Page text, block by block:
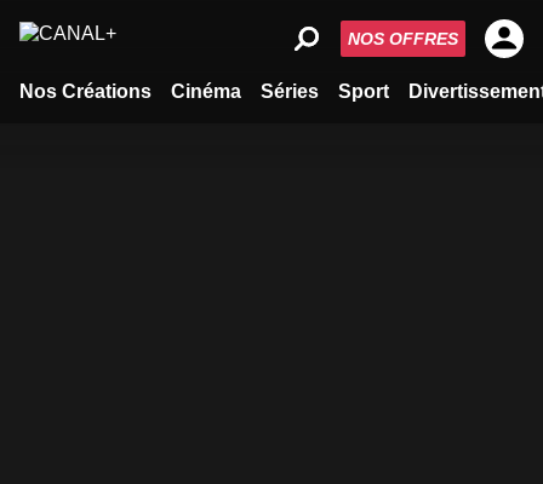
Nos Créations Cinéma Séries Sport
NOS OFFRES